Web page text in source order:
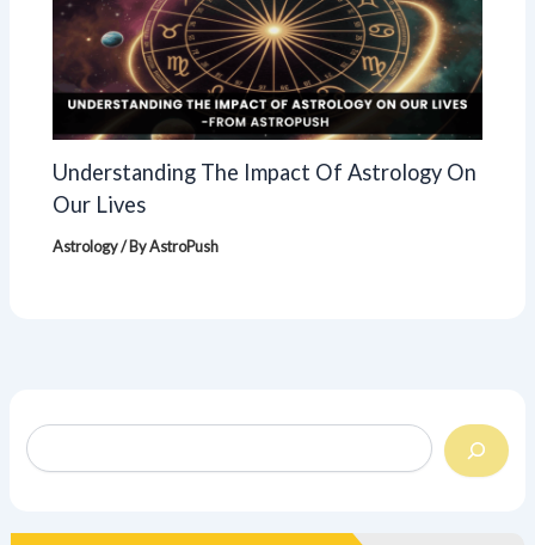
Understanding The Impact Of Astrology On
Our Lives
Astrology/ ByAstroPush